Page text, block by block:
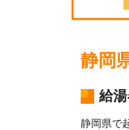
静岡
給
静岡県で